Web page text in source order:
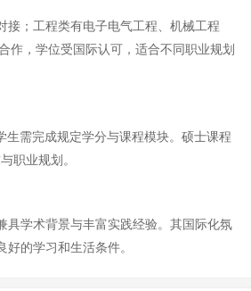
接；工程类有电子电气工程、机械工程
作，学位受国际认可，适合不同职业规划
需完成规定学分与课程模块。硕士课程
职业规划。
具学术背景与丰富实践经验。其国际化氛
的学习和生活条件。